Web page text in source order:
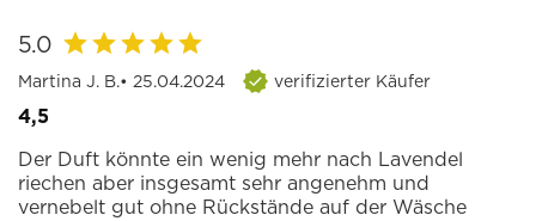
5.0
Martina J. B.• 25.04.2024 verifizierter Käufer
4,5
Der Duft könnte ein wenig mehr nach Lavendel
riechen aber insgesamt sehr angenehm und
vernebelt gut ohne Rückstände auf der Wäsche